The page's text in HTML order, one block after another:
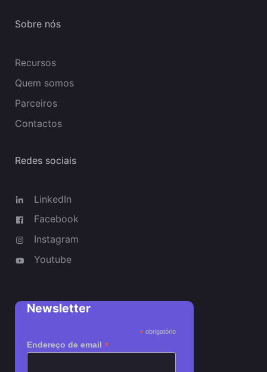
Sobre nós
Recursos
Quem somos
Parceiros
Contactos
Redes sociais
LinkedIn
Facebook
Instagram
Youtube
Newsletter
*obrigatório
Endereço de email *